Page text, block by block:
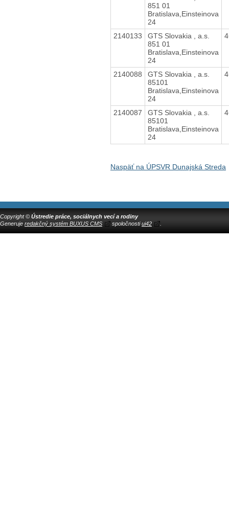
851 01
Bratislava,Einsteinova
24
2140133
GTS Slovakia , a.s.
851 01
Bratislava,Einsteinova
24
2140088
GTS Slovakia , a.s.
85101
Bratislava,Einsteinova
24
2140087
GTS Slovakia , a.s.
85101
Bratislava,Einsteinova
24
Naspäť na ÚPSVR Dunajská Streda
Copyright © Ústredie práce, sociálnych vecí a rodiny
Generuje redakčný systém BUXUS CMS spoločnostiui42